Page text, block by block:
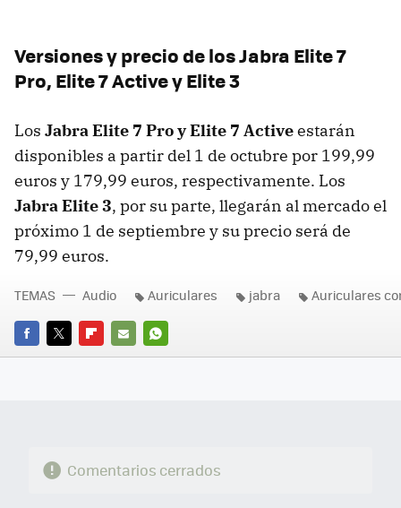
Versiones y precio de los Jabra Elite 7
Pro, Elite 7 Active y Elite 3
Los Jabra Elite 7 Pro y Elite 7 Activeestarán
disponibles a partir del 1 de octubre por 199,99
euros y 179,99 euros, respectivamente. Los
Jabra Elite 3, por su parte, llegarán al mercado el
próximo 1 de septiembre y su precio será de
79,99 euros.
FACEBOOK
TWITTERFLIPBOARD
E-
WHATSAPP
TEMAS Audio Auriculares jabra Auriculares
Comentarios cerrados